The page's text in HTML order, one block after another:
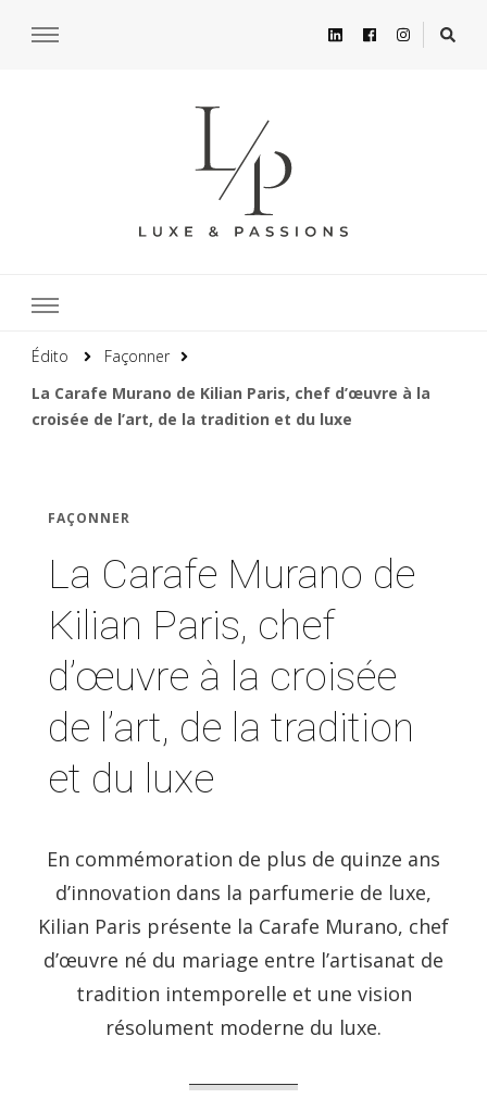
Édito
Façonner
La Carafe Murano de Kilian Paris, chef d’œuvre à la
croisée de l’art, de la tradition et du luxe
FAÇONNER
La Carafe Murano de
Kilian Paris, chef
d’œuvre à la croisée
de l’art, de la tradition
et du luxe
En commémoration de plus de quinze ans
d’innovation dans la parfumerie de luxe,
Kilian Paris présente la Carafe Murano, chef
d’œuvre né du mariage entre l’artisanat de
tradition intemporelle et une vision
résolument moderne du luxe.